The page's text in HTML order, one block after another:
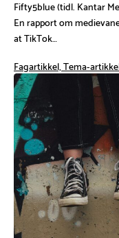
Fifty5blue (tidl. Kantar
En rapport om
at TikTok…
Fagartikkel, Tema-